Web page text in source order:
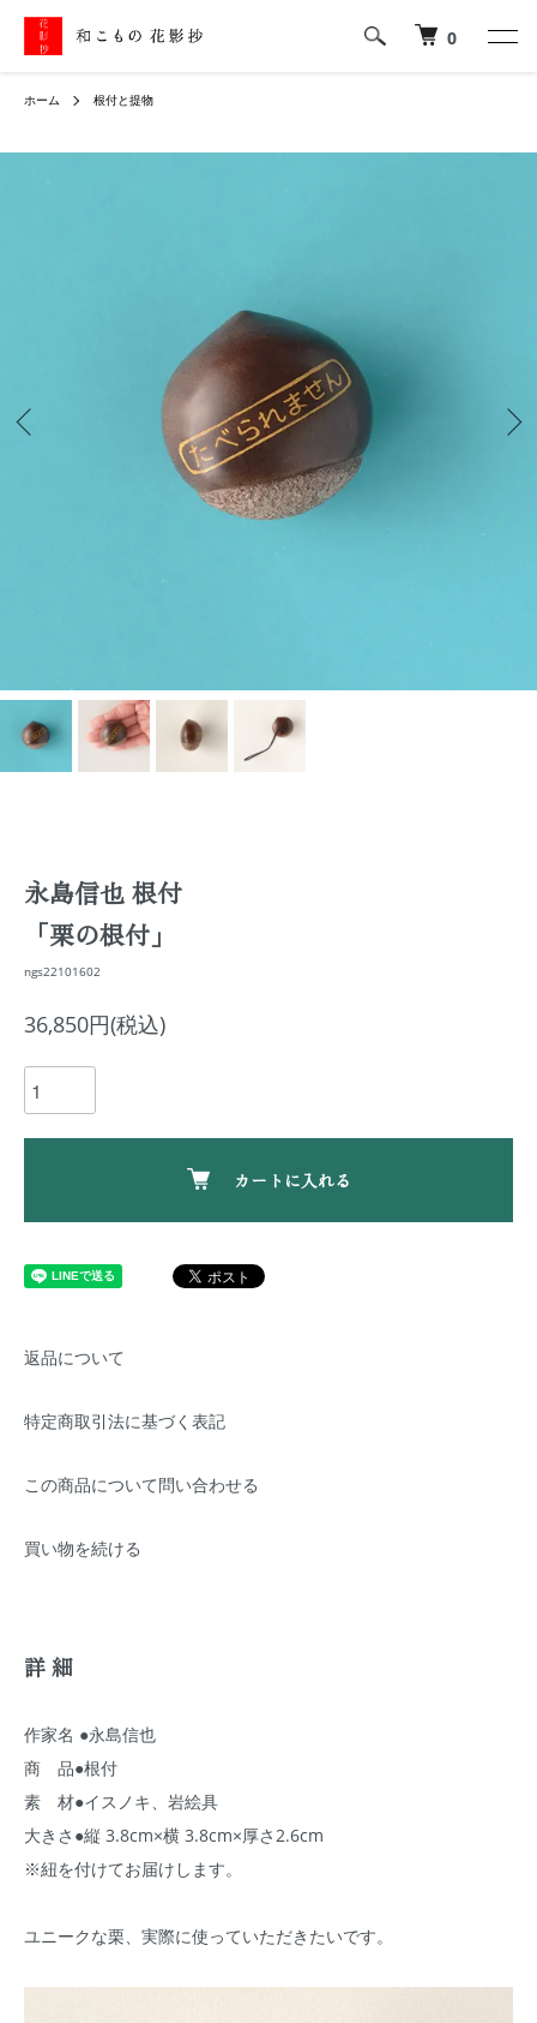
0
ホーム 根付と提物
永島信也 根付
「栗の根付」
ngs22101602
36,850円(税込)
カートに入れる
返品について
特定商取引法に基づく表記
この商品について問い合わせる
買い物を続ける
詳細
作家名 ●永島信也
商 品●根付
素 材●イスノキ、岩絵具
大きさ●縦 3.8cm×横 3.8cm×厚さ2.6cm
※紐を付けてお届けします。
ユニークな栗、実際に使っていただきたいです。